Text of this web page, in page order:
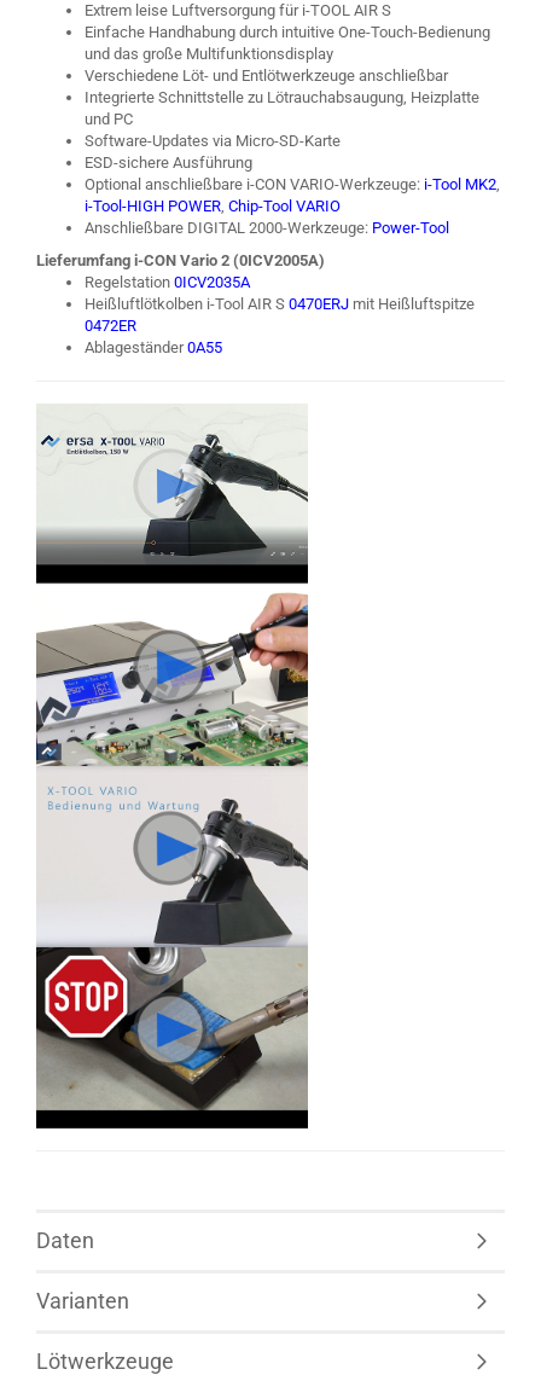
Extrem leise Luftversorgung für i-TOOL AIR S
Einfache Handhabung durch intuitive One-Touch-Bedienung
und das große Multifunktionsdisplay
Verschiedene Löt- und Entlötwerkzeuge anschließbar
Integrierte Schnittstelle zu Lötrauchabsaugung, Heizplatte
und PC
Software-Updates via Micro-SD-Karte
ESD-sichere Ausführung
Optional anschließbare i-CON VARIO-Werkzeuge: i-Tool MK2,
i-Tool-HIGH POWER, Chip-Tool VARIO
Anschließbare DIGITAL 2000-Werkzeuge: Power-Tool
Lieferumfang i-CON Vario 2 (0ICV2005A)
Regelstation 0ICV2035A
Heißluftlötkolben i-Tool AIR S 0470ERJ mit Heißluftspitze
0472ER
Ablageständer0A55
Daten
Varianten
Lötwerkzeuge